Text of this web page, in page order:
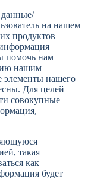
на нашем
продуктов
помочь нам
нашим
элементы нашего
Для целей
совокупные
такая
как
будет